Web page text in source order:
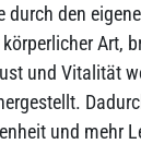
durch den
Art,
und Vitalität
und mehr